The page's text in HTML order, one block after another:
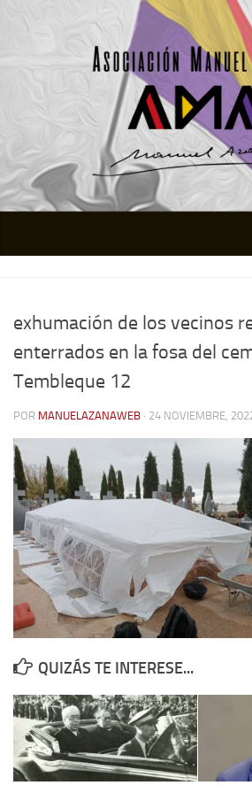
Colabora
Contacto
Memoria Histórica
Investigación previa de la represión en
1947).
Informe Represión en Toledo 1936-1947 |
Informe de la fosa de abril de 1939 de
Enciclopedia Republicana
Militantes históricos IR
Izquierda Republicana. Navarra
Izquierda Republicana. Galicia
Textos esenciales del republicanismo
exhumación de los vecinos
enterrados en la fosa del
Tembleque 12
POR MANUELAZANAWEB · 24 NOVIEMBRE,
QUIZÁS TE INTERESE...